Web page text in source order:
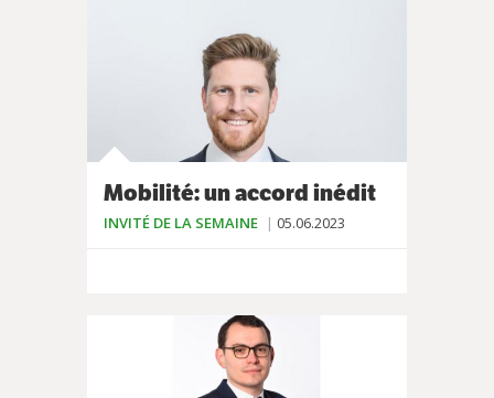
Mobilité: un accord inédit
INVITÉ DE LA SEMAINE 05.06.2023